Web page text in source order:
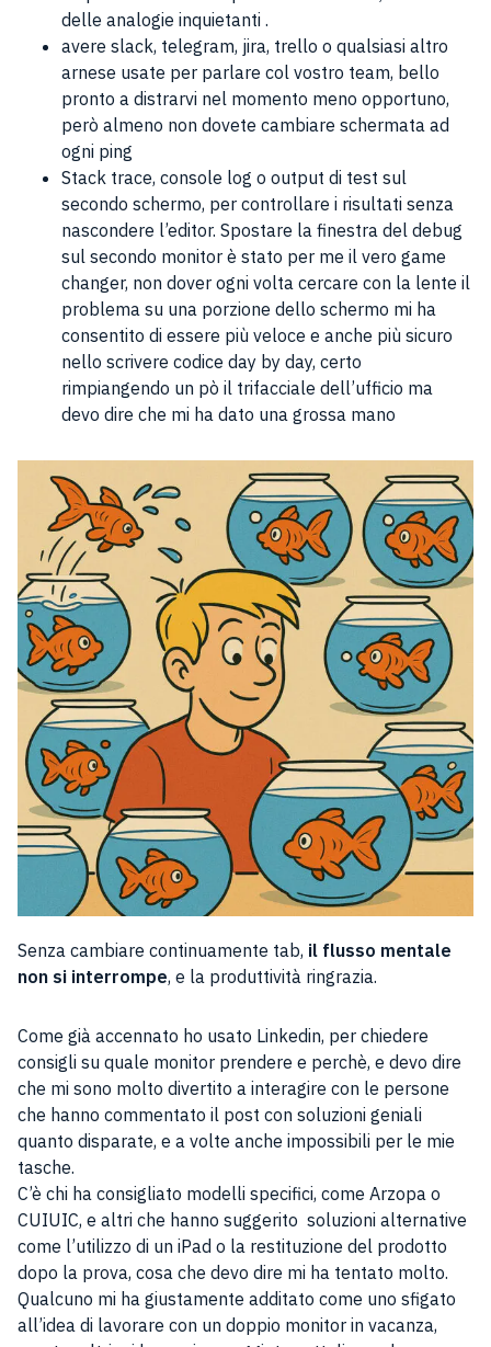
delle analogie inquietanti .
avere slack, telegram, jira, trello o qualsiasi altro
arnese usate per parlare col vostro team, bello
pronto a distrarvi nel momento meno opportuno,
però almeno non dovete cambiare schermata ad
ogni ping
Stack trace, console log o output di test sul
secondo schermo, per controllare i risultati senza
nascondere l’editor. Spostare la finestra del debug
sul secondo monitor è stato per me il vero game
changer, non dover ogni volta cercare con la lente il
problema su una porzione dello schermo mi ha
consentito di essere più veloce e anche più sicuro
nello scrivere codice day by day, certo
rimpiangendo un pò il trifacciale dell’ufficio ma
devo dire che mi ha dato una grossa mano
Senza cambiare continuamente tab, il flusso mentale
non si interrompe, e la produttività ringrazia.
Come già accennato ho usato Linkedin, per chiedere
consigli su quale monitor prendere e perchè, e devo dire
che mi sono molto divertito a interagire con le persone
che hanno commentato il post con soluzioni geniali
quanto disparate, e a volte anche impossibili per le mie
tasche.
C’è chi ha consigliato modelli specifici, come Arzopa o
CUIUIC, e altri che hanno suggerito soluzioni alternative
come l’utilizzo di un iPad o la restituzione del prodotto
dopo la prova, cosa che devo dire mi ha tentato molto.
Qualcuno mi ha giustamente additato come uno sfigato
all’idea di lavorare con un doppio monitor in vacanza,